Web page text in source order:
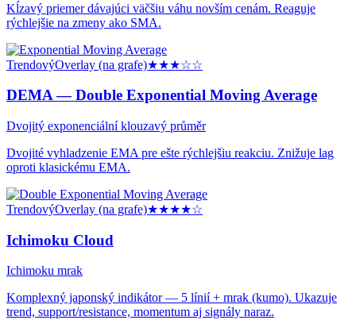
Kĺzavý priemer dávajúci väčšiu váhu novším cenám. Reaguje
rýchlejšie na zmeny ako SMA.
TrendovýOverlay (na grafe)★★★☆☆
DEMA —Double Exponential Moving Average
Dvojitý exponenciální klouzavý průměr
Dvojité vyhladzenie EMA pre ešte rýchlejšiu reakciu. Znižuje lag
oproti klasickému EMA.
TrendovýOverlay (na grafe)★★★★☆
Ichimoku Cloud
Ichimoku mrak
Komplexný japonský indikátor — 5 línií + mrak (kumo). Ukazuje
trend, support/resistance, momentum aj signály naraz.